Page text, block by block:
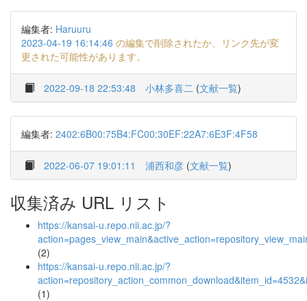
編集者: Haruuru
2023-04-19 16:14:46 の編集で削除されたか、リンク先が変
更された可能性があります。
2022-09-18 22:53:48 小林多喜二 (文献一覧)
編集者: 2402:6B00:75B4:FC00:30EF:22A7:6E3F:4F58
2022-06-07 19:01:11 浦西和彦 (文献一覧)
収集済み URL リスト
https://kansai-u.repo.nii.ac.jp/?
(2)
https://kansai-u.repo.nii.ac.jp/?
(1)